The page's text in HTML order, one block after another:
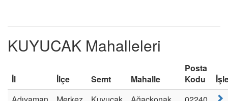
KUYUCAK Mahalleleri
İl İlçe Semt Mahalle
Posta
Kodu